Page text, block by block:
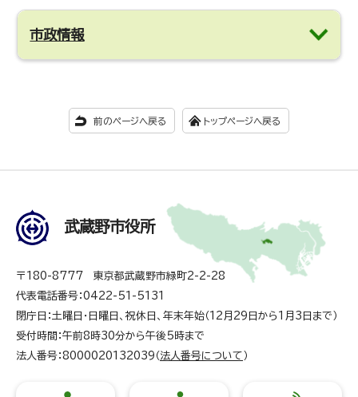
市政情報
前のページへ戻る トップページへ戻る
武蔵野市役所
〒180-8777 東京都武蔵野市緑町2-2-28
代表電話番号：0422-51-5131
閉庁日：土曜日・日曜日、祝休日、年末年始（12月29日から1月3日まで）
受付時間：午前8時30分から午後5時まで
法人番号：8000020132039（ 法人番号について ）